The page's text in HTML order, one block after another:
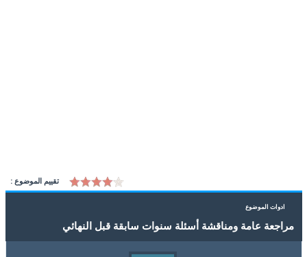
تقييم الموضوع :
ادوات الموضوع
مراجعة عامة ومناقشة أسئلة سنوات سابقة قبل النهائي